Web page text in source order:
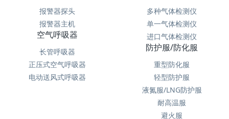
报警器探头
报警器主机
多种气体检测仪
单一气体检测仪
进口气体检测仪
空气呼吸器
长管呼吸器
正压式空气呼吸器
电动送风式呼吸器
防护服/防化服
重型防化服
轻型防护服
液氮服/LNG防护服
耐高温服
避火服